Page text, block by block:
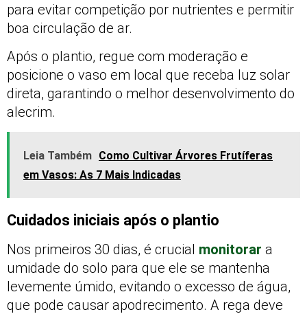
para evitar competição por nutrientes e permitir
boa circulação de ar.
Após o plantio, regue com moderação e
posicione o vaso em local que receba luz solar
direta, garantindo o melhor desenvolvimento do
alecrim.
Leia Também Como Cultivar Árvores Frutíferas
em Vasos: As 7 Mais Indicadas
Cuidados iniciais após o plantio
Nos primeiros 30 dias, é crucial monitorar a
umidade do solo para que ele se mantenha
levemente úmido, evitando o excesso de água,
que pode causar apodrecimento. A rega deve